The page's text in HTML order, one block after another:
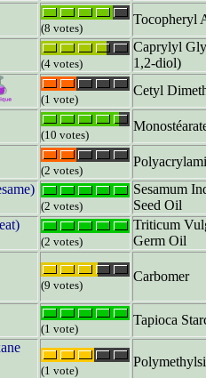
(8 votes)
Tocopheryl
(4 votes)
Caprylyl
1,2-diol)
(1 vote)
Cetyl
(10 votes)
(2 votes)
(2 votes)
Sesamum
Seed Oil
(2 votes)
Triticum
Germ Oil
(9 votes)
Carbomer
(1 vote)
Tapioca
(1 vote)